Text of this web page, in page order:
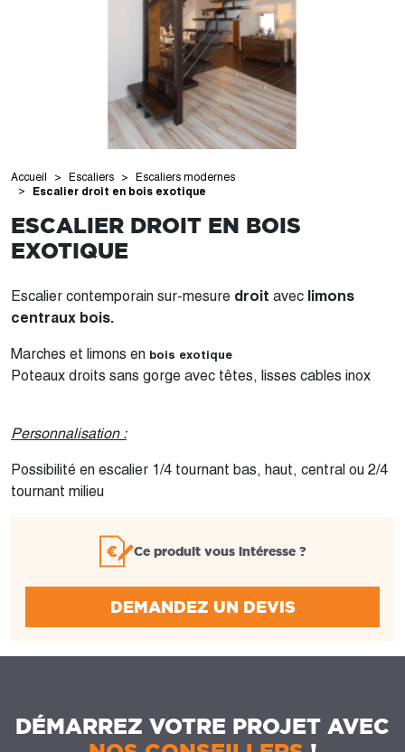
Accueil Escaliers Escaliers modernes
Escalier droit en bois exotique
ESCALIER DROIT EN BOIS
EXOTIQUE
Escalier contemporain sur-mesure droit avec limons
centraux bois.
Marches et limons en bois exotique
Poteaux droits sans gorge avec têtes, lisses cables inox
Personnalisation :
Possibilité en escalier 1/4 tournant bas, haut, central ou 2/4
tournant milieu
Ce produit vous intéresse ?
DEMANDEZ UN DEVIS
DÉMARREZ VOTRE PROJET AVEC